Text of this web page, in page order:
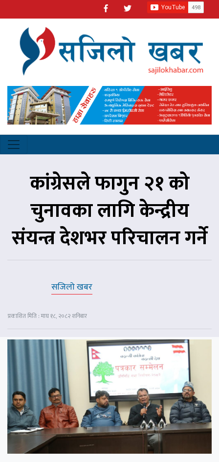
कांग्रेसले फागुन २१ को
चुनावका लागि केन्द्रीय
संयन्त्र देशभर परिचालन गर्ने
सजिलो खबर
प्रकाशित मिति : माघ १८, २०८२ शनिबार